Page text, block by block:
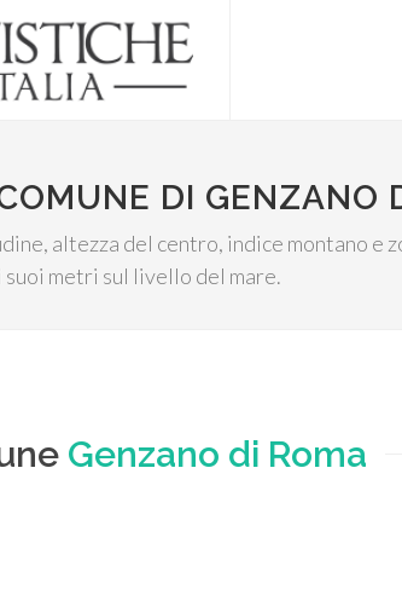
DI GENZANO
altezza del centro, indice montano
metri sul livello del mare.
Genzano di Roma